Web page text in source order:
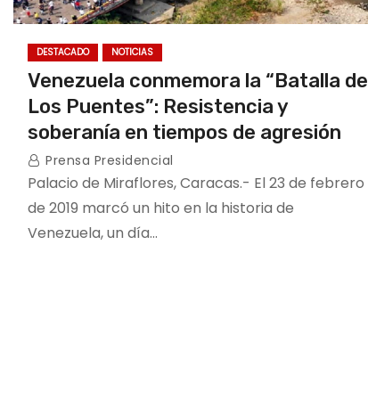
DESTACADO NOTICIAS
Venezuela conmemora la “Batalla de
Los Puentes”: Resistencia y
soberanía en tiempos de agresión
Prensa Presidencial
Palacio de Miraflores, Caracas.- El 23 de febrero
de 2019 marcó un hito en la historia de
Venezuela, un día…